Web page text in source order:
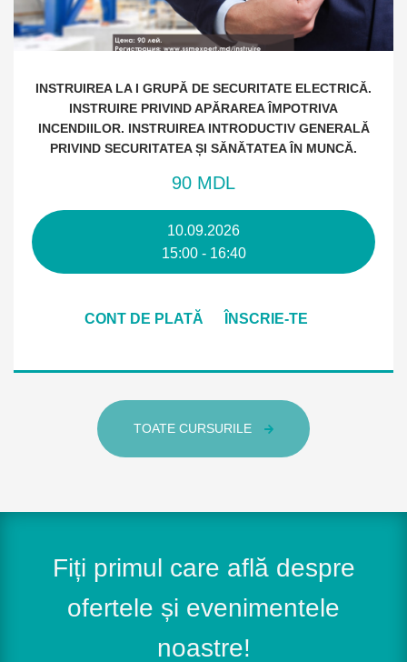
INSTRUIREA LA I GRUPĂ DE SECURITATE ELECTRICĂ.
INSTRUIRE PRIVIND APĂRAREA ÎMPOTRIVA
INCENDIILOR. INSTRUIREA INTRODUCTIV GENERALĂ
PRIVIND SECURITATEA ȘI SĂNĂTATEA ÎN MUNCĂ.
90 MDL
10.09.2026
15:00 - 16:40
CONT DE PLATĂ ÎNSCRIE-TE
TOATE CURSURILE
Fiți primul care află despre
ofertele și evenimentele
noastre!